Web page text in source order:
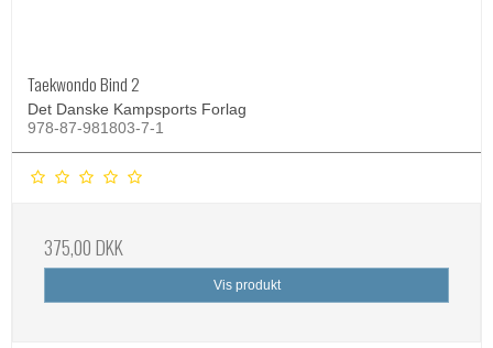
Taekwondo Bind 2
Det Danske Kampsports Forlag
978-87-981803-7-1
375,00 DKK
Vis produkt